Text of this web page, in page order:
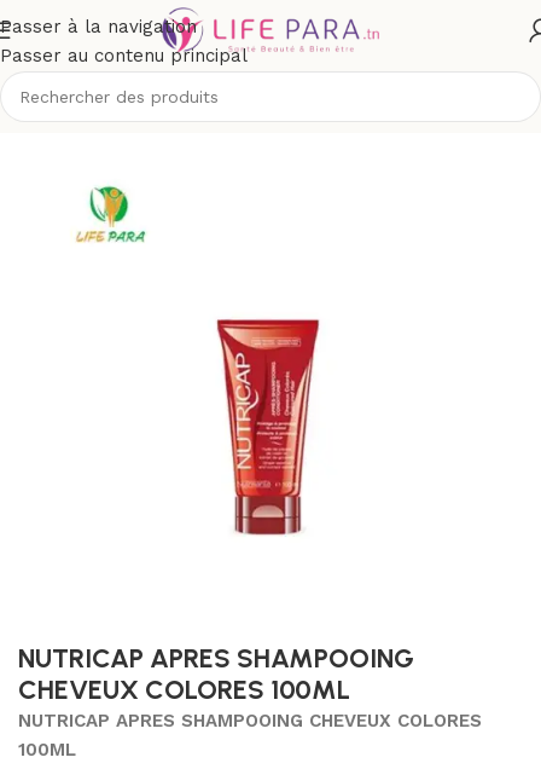
Passer à la navigation
Passer au contenu principal
Accueil/Boutique/Divers
NUTRICAP APRES SHAMPOOING
CHEVEUX COLORES 100ML
NUTRICAP APRES SHAMPOOING CHEVEUX COLORES
100ML